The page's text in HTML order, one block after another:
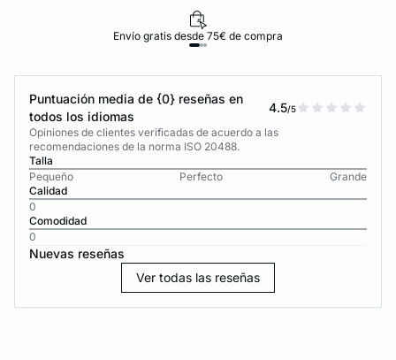
Envío gratis desde 75€ de compra
Puntuación media de {0} reseñas en
todos los idiomas
4.5/5
Opiniones de clientes verificadas de acuerdo a las
recomendaciones de la norma ISO 20488.
Talla
Pequeño
Perfecto
Grande
Calidad
0
Comodidad
0
Nuevas reseñas
Ver todas las reseñas